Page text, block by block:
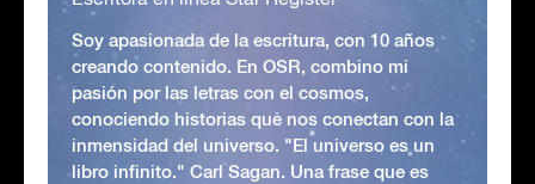
Soy apasionada de la escritura, con 10 años
creando contenido. En OSR, combino mi
pasión por las letras con el cosmos,
conociendo historias que nos conectan con la
inmensidad del universo. "El universo es un
libro infinito." Carl Sagan. Una frase que es